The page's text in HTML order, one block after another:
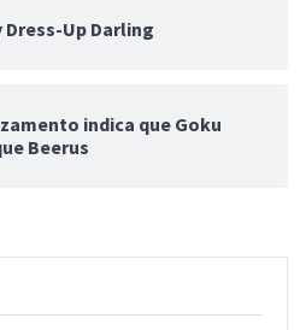
Up Darling
indica que Goku
Beerus